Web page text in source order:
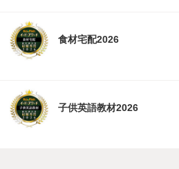
食材宅配2026
子供英語教材2026